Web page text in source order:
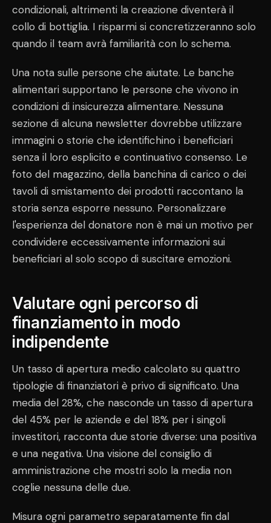
condizionali, altrimenti la creazione diventerà il
collo di bottiglia. I risparmi si concretizzeranno solo
quando il team avrà familiarità con lo schema.
Una nota sulle persone che aiutate. Le banche
alimentari supportano le persone che vivono in
condizioni di insicurezza alimentare. Nessuna
sezione di alcuna newsletter dovrebbe utilizzare
immagini o storie che identifichino i beneficiari
senza il loro esplicito e continuativo consenso. Le
foto del magazzino, della banchina di carico o dei
tavoli di smistamento dei prodotti raccontano la
storia senza esporre nessuno. Personalizzare
l'esperienza del donatore non è mai un motivo per
condividere eccessivamente informazioni sui
beneficiari al solo scopo di suscitare emozioni.
Valutare ogni percorso di
finanziamento in modo
indipendente
Un tasso di apertura medio calcolato su quattro
tipologie di finanziatori è privo di significato. Una
media del 28%, che nasconde un tasso di apertura
del 45% per le aziende e del 18% per i singoli
investitori, racconta due storie diverse: una positiva
e una negativa. Una visione del consiglio di
amministrazione che mostri solo la media non
coglie nessuna delle due.
Misura ogni parametro separatamente fin dal